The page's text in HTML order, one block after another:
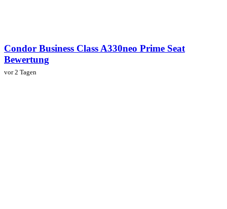
Condor Business Class A330neo Prime Seat
Bewertung
vor 2 Tagen